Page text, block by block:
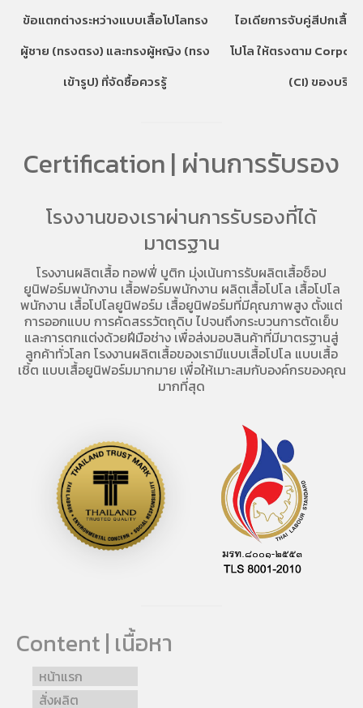
ข้อแตกต่างระหว่างแบบเสื้อโปโลทรง
ผู้ชาย (ทรงตรง) และทรงผู้หญิง (ทรง
เข้ารูป) ที่จัดซื้อควรรู้
ไอเดียการจับคู่สีปกเสื้อ
โปโล ให้ตรงตาม
(CI) ของบริษัท
Certification | ผ่านการรับรอง
โรงงานของเราผ่านการรับรองที่ได้
มาตรฐาน
โรงงานผลิตเสื้อ ทอฟฟี่ บูติก มุ่งเน้นการรับผลิตเสื้อช็อป
ยูนิฟอร์มพนักงาน เสื้อฟอร์มพนักงาน ผลิตเสื้อโปโล เสื้อโปโล
พนักงาน เสื้อโปโลยูนิฟอร์ม เสื้อยูนิฟอร์มที่มีคุณภาพสูง ตั้งแต่
การออกแบบ การคัดสรรวัตถุดิบ ไปจนถึงกระบวนการตัดเย็บ
และการตกแต่งด้วยฝีมือช่าง เพื่อส่งมอบสินค้าที่มีมาตรฐานสู่
ลูกค้าทั่วโลก โรงงานผลิตเสื้อของเรามีแบบเสื้อโปโล แบบเสื้อ
เชิ้ต แบบเสื้อยูนิฟอร์มมากมาย เพื่อให้เมาะสมกับองค์กรของคุณ
มากที่สุด
Content | เนื้อหา
หน้าแรก
สั่งผลิต